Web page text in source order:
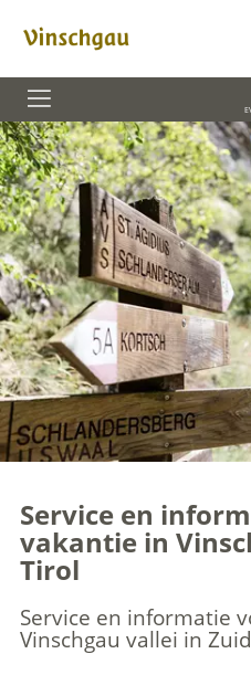
Service en
vakantie in
Tirol
Service en informatie
Vinschgau vallei in